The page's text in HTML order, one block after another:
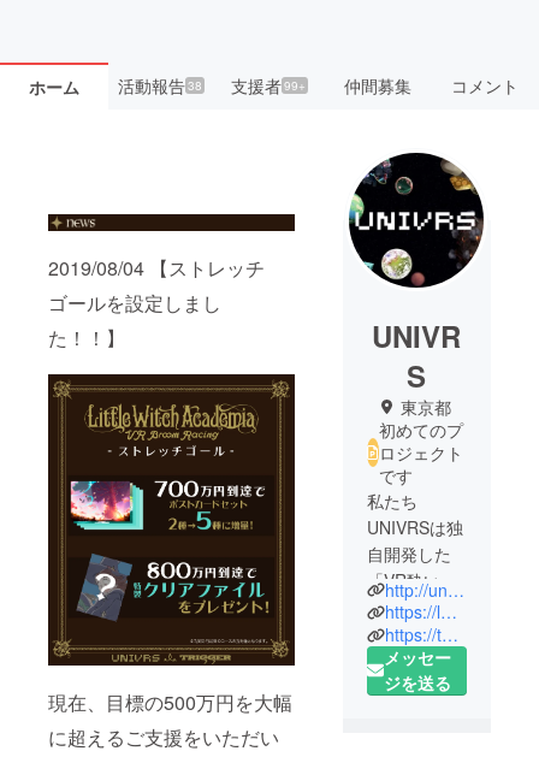
ホーム 活動報告38 支援者99+ 仲間募集 コメント
2019/08/04 【ストレッチ
ゴールを設定しまし
た！！】
現在、目標の500万円を大幅
に超えるご支援をいただい
UNIVR
S
東京都
初めてのプ
ロジェクト
です
私たち
UNIVRSは独
自開発した
「VR酔いを
防止する移
動技術」を
軸にVRコン
テンツ制作
http://univrs.jp/
https://lwa-vr.com/
https://twitter.com/UNIVRSinc
メッセー
ジを送る